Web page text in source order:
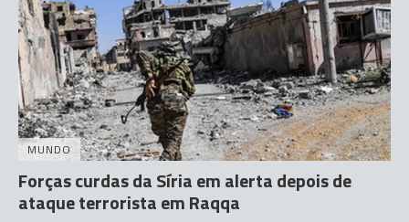
MUNDO
Forças curdas da Síria em alerta depois de
ataque terrorista em Raqqa